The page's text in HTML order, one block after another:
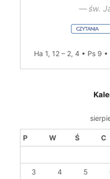
św.
Ha 1, 12 – 2, 4 • Ps 9
P W Ś C
3
4 5